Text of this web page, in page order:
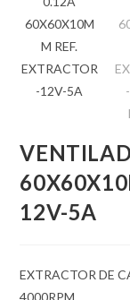
12V-5A
EXTRACTOR DE